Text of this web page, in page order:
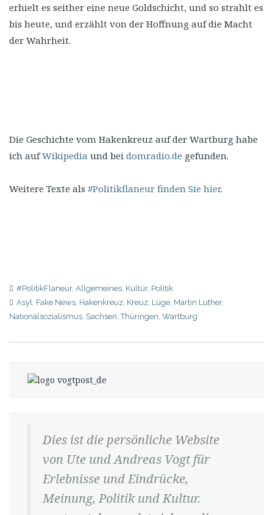
erhielt es seither eine neue Goldschicht, und so strahlt es
bis heute, und erzählt von der Hoffnung auf die Macht
der Wahrheit.
Die Geschichte vom Hakenkreuz auf der Wartburg habe
ich aufWikipedia und bei domradio.de gefunden.
Weitere Texte als #Politikflaneur finden Sie hier.
#PolitikFlaneur, Allgemeines Kultur, Politik
Asyl
Fake News Hakenkreuz Kreuz Lüge Martin Luther,
Nationalsozialismus Sachsen ,Thüringen Wartburg
Dies ist die persönliche Website
von Ute und Andreas Vogt für
Erlebnisse und Eindrücke,
Meinung, Politik und Kultur.